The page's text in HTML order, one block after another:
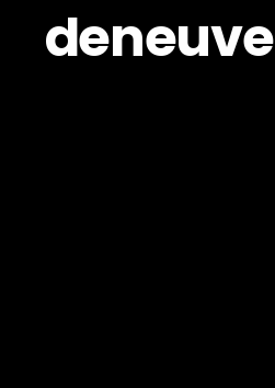
deneuve